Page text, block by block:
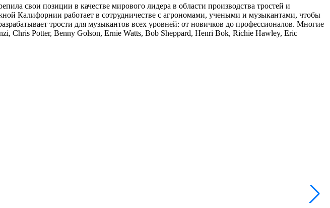
свои позиции в качестве мирового лидера в области производства тростей и
Калифорнии работает в сотрудничестве с агрономами, учеными и музыкантами, чтобы
трости для музыкантов всех уровней: от новичков до профессионалов. Многие
Chris Potter, Benny Golson, Ernie Watts, Bob Sheppard, Henri Bok, Richie Hawley, Eric